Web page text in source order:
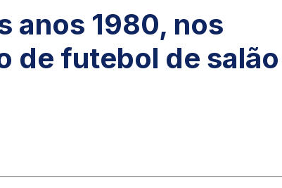
anos 1980, nos
de futebol de salão